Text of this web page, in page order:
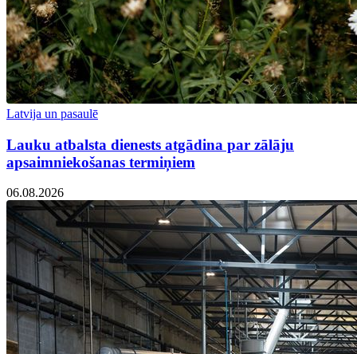
Latvija un pasaulē
Lauku atbalsta dienests atgādina par zālāju
apsaimniekošanas termiņiem
06.08.2026